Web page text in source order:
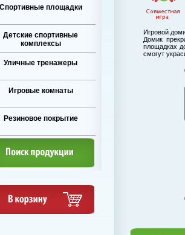
Спортивные площадки
Детские спортивные
комплексы
Уличные тренажеры
Игровые комнаты
Резиновое покрытие
Игровой
Домик
площадках
смогут